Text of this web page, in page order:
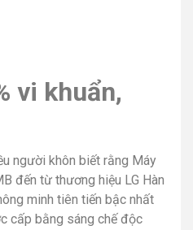
vi khuẩn,
người khôn biết rằng Máy
đến từ thương hiệu LG Hàn
minh tiên tiến bậc nhất
cấp bằng sáng chế độc